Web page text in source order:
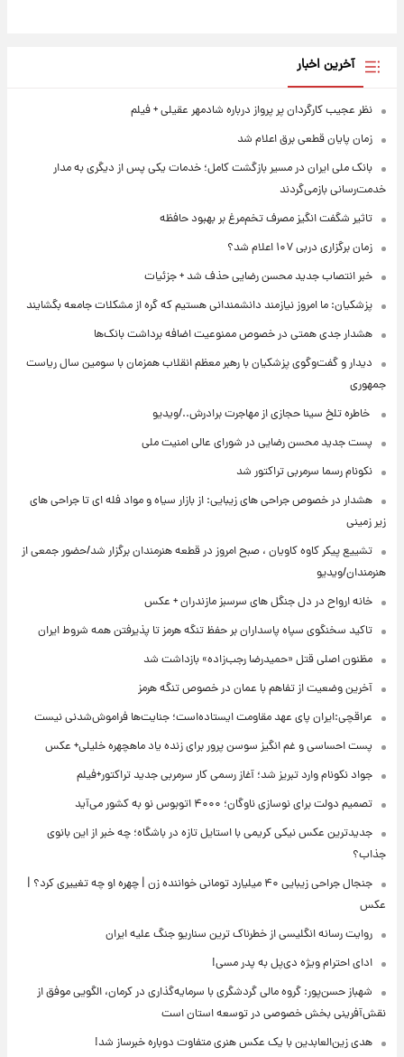
آخرین اخبار
نظر عجیب کارگردان پر پرواز درباره شادمهر عقیلی + فیلم
زمان پایان قطعی برق اعلام شد
بانک ملی ایران در مسیر بازگشت کامل؛ خدمات یکی پس از دیگری به مدار
خدمت‌رسانی بازمی‌گردند
تاثیر شگفت انگیز مصرف تخم‌مرغ بر بهبود حافظه
زمان برگزاری دربی ۱۰۷ اعلام شد؟
خبر انتصاب جدید محسن رضایی حذف شد + جزئیات
پزشکیان: ما امروز نیازمند دانشمندانی هستیم که گره از مشکلات جامعه بگشایند
هشدار جدی همتی در خصوص ممنوعیت اضافه ‌برداشت بانک‌ها
دیدار و گفت‌وگوی پزشکیان با رهبر معظم انقلاب همزمان با سومین سال ریاست
جمهوری
⁨ خاطره تلخ سینا حجازی از مهاجرت برادرش../ویدیو
پست جدید محسن رضایی در شورای عالی امنیت ملی
نکونام رسما سرمربی تراکتور شد
هشدار در خصوص جراحی های زیبایی: از بازار سیاه و مواد فله ای تا جراحی های
زیر زمینی
تشییع پیکر کاوه کاویان ، صبح امروز در قطعه هنرمندان برگزار شد/حضور جمعی از
هنرمندان/ویدیو
خانه ارواح در دل جنگل های سرسبز مازندران + عکس
تاکید سخنگوی سپاه پاسداران بر حفظ تنگه هرمز تا پذیرفتن همه شروط ایران
مظنون اصلی قتل «حمیدرضا رجب‌زاده» بازداشت شد
آخرین وضعیت از تفاهم با عمان در خصوص تنگه هرمز
عراقچی:ایران پای عهد مقاومت ایستاده‌است؛ جنایت‌ها فراموش‌شدنی نیست
پست احساسی و غم انگیز سوسن پرور برای زنده یاد ماهچهره خلیلی+ عکس
جواد نکونام وارد تبریز شد؛ آغاز رسمی کار سرمربی جدید تراکتور+فیلم
تصمیم دولت برای نوسازی ناوگان؛ ۴۰۰۰ اتوبوس نو به کشور می‌آید
جدیدترین عکس نیکی کریمی با استایل تازه در باشگاه؛ چه خبر از این بانوی
جذاب؟
جنجال جراحی زیبایی ۴۰ میلیارد تومانی خواننده زن | چهره او چه تغییری کرد؟ |
عکس
روایت رسانه انگلیسی از خطرناک ترین سناریو جنگ علیه ایران
ادای احترام ویژه دی‌پل به پدر مسی!
شهباز حسن‌پور: گروه مالی گردشگری با سرمایه‌گذاری در کرمان، الگویی موفق از
نقش‌آفرینی بخش خصوصی در توسعه استان است
هدی زین‌العابدین با یک عکس هنری متفاوت دوباره خبرساز شد!